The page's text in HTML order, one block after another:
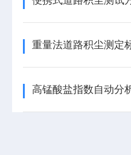
重量法道路积尘测定